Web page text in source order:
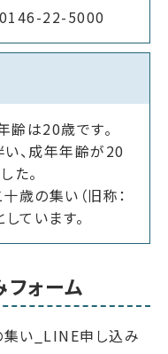
22-5000
齢は20歳です。
、成年年齢が20
た。
歳の集い（旧称：
ています。
ォーム